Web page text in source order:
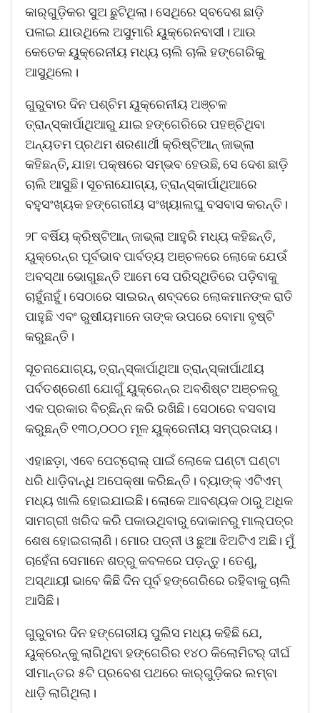
କାର୍‌ଗୁଡ଼ିକର ସୁଅ ଛୁଟିଥିଲା। ସେଥିରେ ସ୍ବଦେଶ ଛାଡ଼ି
ପଳାଇ ଯାଉଥିଲେ ଅସୁମାରି ୟୁକ୍ରେନବାସୀ। ଆଉ
କେତେକ ୟୁକ୍ରେନୀୟ ମଧ୍ୟ ଚାଲି ଚାଲି ହଙ୍ଗେରିକୁ
ଆସୁଥିଲେ।
ଗୁରୁବାର ଦିନ ପଶ୍ଚିମ ୟୁକ୍ରେନୀୟ ଅଞ୍ଚଳ
ତ୍ରାନ୍ସ୍‌କାର୍ପାଥିଆରୁ ଯାଇ ହଙ୍ଗେରିରେ ପହଞ୍ଚିଥିବା
ଅନ୍ୟତମ ପ୍ରଥମ ଶରଣାର୍ଥୀ କ୍ରିଷ୍ଟିଆନ୍‌ ଜାଭ୍‌ଲା
କହିଛନ୍ତି, ଯାହା ପକ୍ଷରେ ସମ୍ଭବ ହେଉଛି, ସେ ଦେଶ ଛାଡ଼ି
ଚାଲି ଆସୁଛି। ସୂଚନାଯୋଗ୍ୟ, ତ୍ରାନ୍ସ୍‌କାର୍ପାଥିଆରେ
ବହୁସଂଖ୍ୟକ ହଙ୍ଗେରୀୟ ସଂଖ୍ୟାଲଘୁ ବସବାସ କରନ୍ତି।
୨୮ ବର୍ଷିୟ କ୍ରିଷ୍ଟିଆନ୍‌ ଜାଭ୍‌ଲା ଆହୁରି ମଧ୍ୟ କହିଛନ୍ତି,
ୟୁକ୍ରେନ୍‌ର ପୂର୍ବଭାବ ପାର୍ବତ୍ୟ ଅଞ୍ଚଳରେ ଲୋକେ ଯେଉଁ
ଅବସ୍ଥା ଭୋଗୁଛନ୍ତି ଆମେ ସେ ପରିସ୍ଥିତିରେ ପଡ଼ିବାକୁ
ଚାହୁଁନାହୁଁ। ସେଠାରେ ସାଇରନ୍‌ ଶବ୍ଦରେ ଲୋକମାନଙ୍କ ରାତି
ପାହୁଛି ଏବଂ ରୁଷୀୟମାନେ ତାଙ୍କ ଉପରେ ବୋମା ବୃଷ୍ଟି
କରୁଛନ୍ତି।
ସୂଚନାଯୋଗ୍ୟ, ତ୍ରାନ୍ସ୍‌କାର୍ପାଥିଆ ତ୍ରାନ୍ସ୍‌କାର୍ପାଥୀୟ
ପର୍ବତଶ୍ରେଣୀ ଯୋଗୁଁ ୟୁକ୍ରେନ୍‌ର ଅବଶିଷ୍ଟ ଅଞ୍ଚଳରୁ
ଏକ ପ୍ରକାର ବିଚ୍ଛିନ୍ନ କରି ରଖିଛି। ସେଠାରେ ବସବାସ
କରୁଛନ୍ତି ୧୩୦,୦୦୦ ମୂଳ ୟୁକ୍ରେନୀୟ ସମ୍ପ୍ରଦାୟ।
ଏହାଛଡ଼ା, ଏବେ ପେଟ୍ରୋଲ୍‌ ପାଇଁ ଲୋକେ ଘଣ୍ଟା ଘଣ୍ଟା
ଧରି ଧାଡ଼ିବାନ୍ଧି ଅପେକ୍ଷା କରିଛନ୍ତି। ବ୍ୟାଙ୍କ୍‌ ଏଟିଏମ୍‌
ମଧ୍ୟ ଖାଲି ହୋଇଯାଇଛି। ଲୋକେ ଆବଶ୍ୟକ ଠାରୁ ଅଧିକ
ସାମଗ୍ରୀ ଖରିଦ କରି ପକାଉଥିବାରୁ ଦୋକାନରୁ ମାଲ୍‌ପତ୍ର
ଶେଷ ହୋଇଗଲାଣି। ‌ମୋର ପତ୍ନୀ ଓ ଛୁଆ ଝିଅଟିଏ ଅଛି। ମୁଁ
ଚାହେଁନା ସେମାନେ ଶତ୍ରୁ କବଳରେ ପଡ଼ନ୍ତୁ। ତେଣୁ,
ଅସ୍ଥାୟୀ ଭାବେ କିଛି ଦିନ ପୂର୍ବ ହଙ୍ଗେରିରେ ରହିବାକୁ ଚାଲି
ଆସିଛି।
ଗୁରୁବାର ଦିନ ହଙ୍ଗେରୀୟ ପୁଲିସ ମଧ୍ୟ କହିଛି ଯେ,
ୟୁକ୍ରେନ୍‌କୁ ଲାଗିଥିବା ହଙ୍ଗେରିର ୧୪୦ କିଲୋମିଟର୍‌ ଦୀର୍ଘ
ସୀମାନ୍ତର ୫ଟି ପ୍ରବେଶ ପଥରେ କାର୍‌ଗୁଡ଼ିକର ଲମ୍ବା
ଧାଡ଼ି ଲାଗିଥିଲା।